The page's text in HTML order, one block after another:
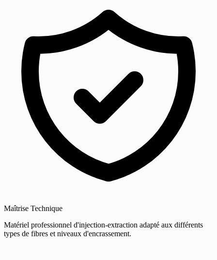
Maîtrise Technique
Matériel professionnel d'injection-extraction adapté aux différents
types de fibres et niveaux d'encrassement.